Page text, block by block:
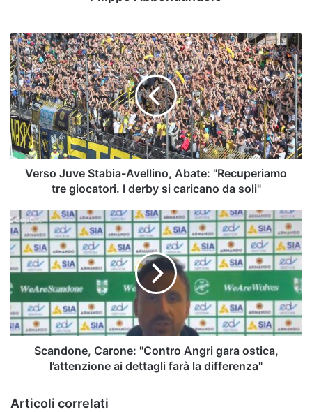
Verso
Juve
Stabia-
Avellino,
Abate:
"Recuperiamo
tre
giocatori.
I
derby
da
soli"
Verso Juve Stabia-Avellino, Abate: "Recuperiamo
tre giocatori. I derby si caricano da soli"
Scandone,
Carone:
"Contro
Angri
gara
ostica,
l’attenzione
ai
dettagli
Scandone, Carone: "Contro Angri gara ostica,
l’attenzione ai dettagli farà la differenza"
Articoli correlati